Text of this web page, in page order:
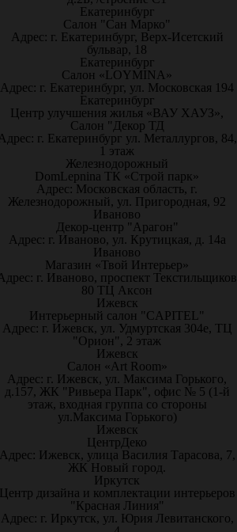
Екатеринбург
Салон "Сан Марко"
Адрес: г. Екатеринбург, Верх-Исетский
бульвар, 18
Екатеринбург
Салон «LOYMINA»
Адрес: г. Екатеринбург, ул. Московская 194
Екатеринбург
Центр улучшения жилья «ВАУ ХАУЗ»,
Салон "Декор ТД
г. Екатеринбург ул. Металлургов, 84,
1 этаж
Железнодорожный
DomLepnina ТК «Строй парк»
Адрес: Московская область, г.
Железнодорожный, ул. Пригородная, 92
Иваново
Декор-центр "Арагон"
Адрес: г. Иваново, ул. Крутицкая, д. 14а
Иваново
Магазин «Твой Интерьер»
г. Иваново, проспект Текстильщиков
80 ТЦ Аксон
Ижевск
Интерьерный салон "CAPITEL"
Адрес: г. Ижевск, ул. Удмуртская 304е, ТЦ
"Орион", 2 этаж
Ижевск
Салон «Art Room»
Адрес: г. Ижевск, ул. Максима Горького,
д.157, ЖК "Ривьера Парк", офис № 5 (1-й
этаж, входная группа со стороны
ул.Максима Горького)
Ижевск
ЦентрДеко
Ижевск, улица Василия Тарасова, 7,
ЖК Новый город.
Иркутск
дизайна и комплектации интерьеров
"Красная Линия"
Адрес: г. Иркутск, ул. Юрия Левитанского,